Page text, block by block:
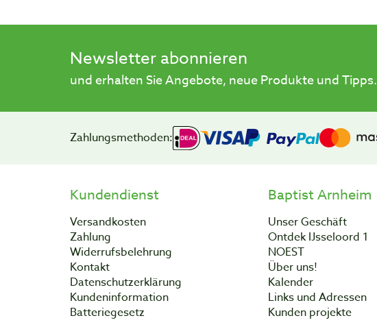
Newsletter abonnieren
und erhalten Sie Angebote, neue Produkte und Tipps.
Zahlungsmethoden:
Kundendienst
Versandkosten
Zahlung
Widerrufsbelehrung
Kontakt
Datenschutzerklärung
Kundeninformation
Batteriegesetz
Baptist Arnheim
Unser Geschäft
Ontdek IJsseloord 1
NOEST
Über uns!
Kalender
Links und Adressen
Kunden projekte